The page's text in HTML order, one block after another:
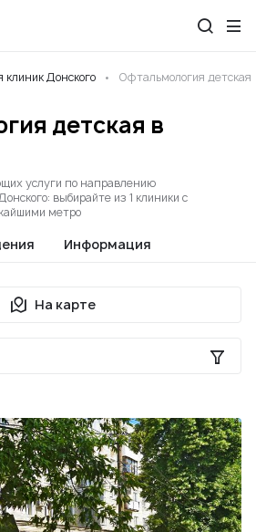
Донского Офтальмология детская
детская в
услуги по направлению
выбирайте из 1 клиники с
метро
Информация
На карте